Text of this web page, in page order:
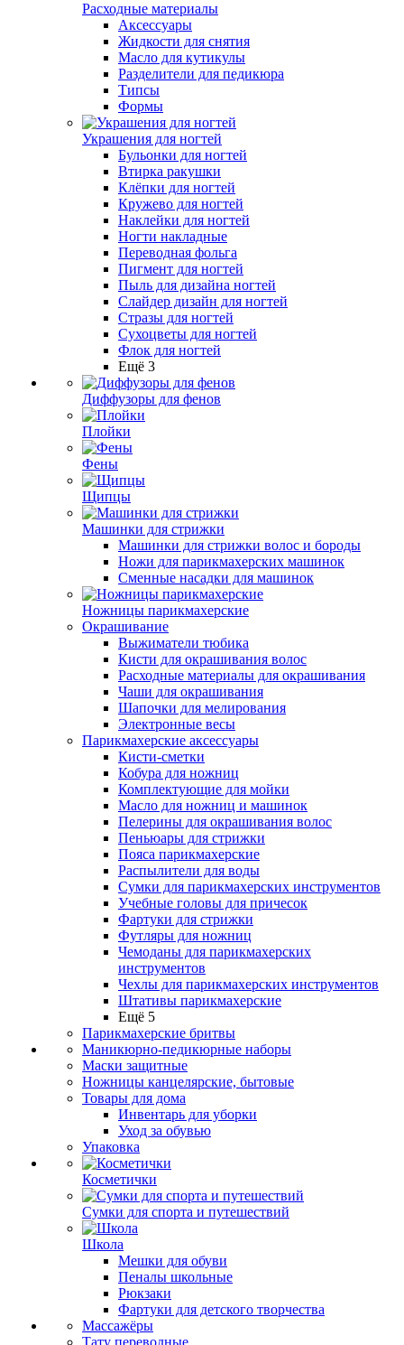
Расходные материалы
Аксессуары
Жидкости для снятия
Масло для кутикулы
Разделители для педикюра
Типсы
Формы
Украшения для ногтей
Бульонки для ногтей
Втирка ракушки
Клёпки для ногтей
Кружево для ногтей
Наклейки для ногтей
Ногти накладные
Переводная фольга
Пигмент для ногтей
Пыль для дизайна ногтей
Слайдер дизайн для ногтей
Стразы для ногтей
Сухоцветы для ногтей
Флок для ногтей
Ещё 3
Диффузоры для фенов
Плойки
Фены
Щипцы
Машинки для стрижки
Машинки для стрижки волос и бороды
Ножи для парикмахерских машинок
Сменные насадки для машинок
Ножницы парикмахерские
Окрашивание
Выжиматели тюбика
Кисти для окрашивания волос
Расходные материалы для окрашивания
Чаши для окрашивания
Шапочки для мелирования
Электронные весы
Парикмахерские аксессуары
Кисти-сметки
Кобура для ножниц
Комплектующие для мойки
Масло для ножниц и машинок
Пелерины для окрашивания волос
Пеньюары для стрижки
Пояса парикмахерские
Распылители для воды
Сумки для парикмахерских инструментов
Учебные головы для причесок
Фартуки для стрижки
Футляры для ножниц
Чемоданы для парикмахерских
инструментов
Чехлы для парикмахерских инструментов
Штативы парикмахерские
Ещё 5
Парикмахерские бритвы
Маникюрно-педикюрные наборы
Маски защитные
Ножницы канцелярские, бытовые
Товары для дома
Инвентарь для уборки
Уход за обувью
Упаковка
Косметички
Сумки для спорта и путешествий
Школа
Мешки для обуви
Пеналы школьные
Рюкзаки
Фартуки для детского творчества
Массажёры
Тату переводные